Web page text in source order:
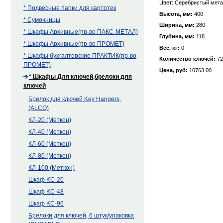
* Подвесные папки для картотек
* Сумочницы
* Шкафы Архивные(пр-во ПАКС-МЕТАЛ)
* Шкафы Архивные(пр-во ПРОМЕТ)
* Шкафы бухгалтерские ПРАКТИК(пр-во
ПРОМЕТ)
* Шкафы Для ключей,брелоки для
ключей
Брелок для ключей Key Hangers,
(ALCO)
КЛ-20 (Меткон)
КЛ-40 (Меткон)
КЛ-60 (Меткон)
КЛ-80 (Меткон)
КЛ-100 (Меткон)
Шкаф KC-20
Шкаф KC-48
Шкаф KC-96
Брелоки для ключей, 6 штук/упаковка
Цвет: Серебристый
Высота, мм: 400
Ширина, мм: 280
Глубина, мм: 118
Вес, кг: 0
Количество ключей: 72
Цена, руб: 10763.00